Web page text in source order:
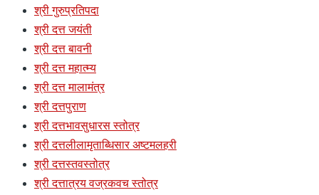
श्री गुरुप्रतिपदा
श्री दत्त जयंती
श्री दत्त बावनी
श्री दत्त महात्म्य
श्री दत्त मालामंत्र
श्री दत्तपुराण
श्री दत्तभावसुधारस स्तोत्र
श्री दत्तलीलामृताब्धिसार अष्टमलहरी
श्री दत्तस्तवस्तोत्र
श्री दत्तात्रय वज्रकवच स्तोत्र